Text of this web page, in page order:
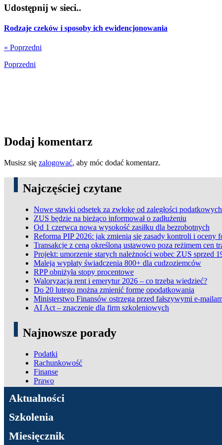
Udostępnij w sieci..
Rodzaje czeków i sposoby ich ewidencjonowania
« Poprzedni
Poprzedni
Dodaj komentarz
Musisz się zalogować, aby móc dodać komentarz.
Najczęściej czytane
Nowe stawki odsetek za zwłokę od zaległości
ZUS będzie na bieżąco informował o zadłużeniu
Od 1 czerwca nowa wysokość zasiłku dla bezrobotnych
Reforma PIP 2026: jak zmienią się zasady kontroli i oceny
Transakcje z ceną określoną ustawowo poza reżimem cen
Projekt: umorzenie starych należności wobec ZUS sprzed
Maleją wypłaty świadczenia 800+ dla cudzoziemców
RPP obniżyła stopy procentowe
Waloryzacja rent i emerytur 2026 – co trzeba wiedzieć?
Do 20 lutego można zmienić formę opodatkowania
Ministerstwo Finansów ostrzega przed fałszywymi e-
AI Act – znaczenie dla firm szkoleniowych
Najnowsze porady
Podatki
Rachunkowość
Finanse
Prawo
ADN Podatki
Aktualności
Szkolenia
Miesięcznik